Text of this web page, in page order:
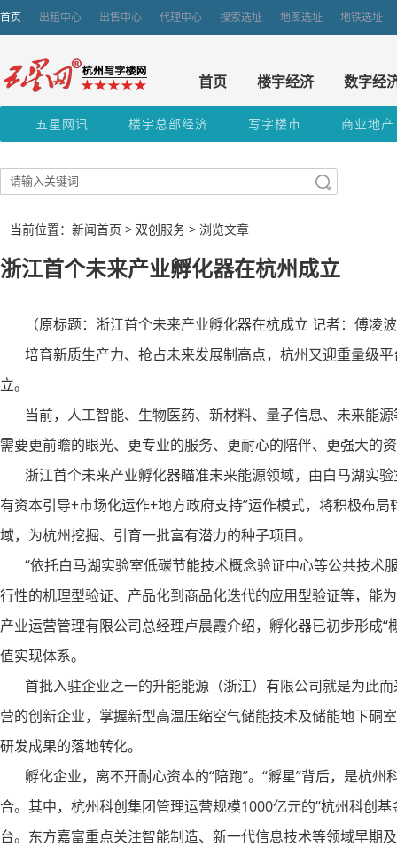
首页 出租中心 出售中心 代理中心 搜索选址 地图选址 地铁选址
首页 楼宇经济 数字经
五星网讯 楼宇总部经济 写字楼市 商业地产
当前位置：新闻首页 > 双创服务 > 浏览文章
浙江首个未来产业孵化器在杭州成立
（原标题：浙江首个未来产业孵化器在杭成立 记者：傅凌
培育新质生产力、抢占未来发展制高点，杭州又迎重量级
立。
当前，人工智能、生物医药、新材料、量子信息、未来能
需要更前瞻的眼光、更专业的服务、更耐心的陪伴、更强大的
浙江首个未来产业孵化器瞄准未来能源领域，由白马湖实验
有资本引导+市场化运作+地方政府支持”运作模式，将积极布
域，为杭州挖掘、引育一批富有潜力的种子项目。
“依托白马湖实验室低碳节能技术概念验证中心等公共技术
行性的机理型验证、产品化到商品化迭代的应用型验证等，能
产业运营管理有限公司总经理卢晨霞介绍，孵化器已初步形成
值实现体系。
首批入驻企业之一的升能能源（浙江）有限公司就是为此
营的创新企业，掌握新型高温压缩空气储能技术及储能地下硐
研发成果的落地转化。
孵化企业，离不开耐心资本的“陪跑”。“孵星”背后，是杭州
合。其中，杭州科创集团管理运营规模1000亿元的“杭州科创
台。东方嘉富重点关注智能制造、新一代信息技术等领域早期